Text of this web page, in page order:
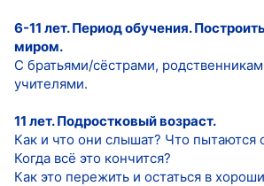
6-11 лет. Период обучения.
миром.
С братьями/сёстрами,
учителями.
11 лет. Подростковый возраст.
Как и что они слышат? Что пытаются
Когда всё это кончится?
Как это пережить и остаться в